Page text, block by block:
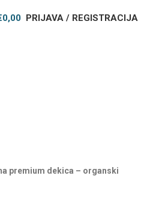
0,00 PRIJAVA / REGISTRACIJA
premium dekica – organski